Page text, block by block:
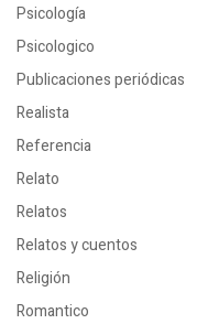
Psicología
Psicologico
Publicaciones periódicas
Realista
Referencia
Relato
Relatos
Relatos y cuentos
Religión
Romantico